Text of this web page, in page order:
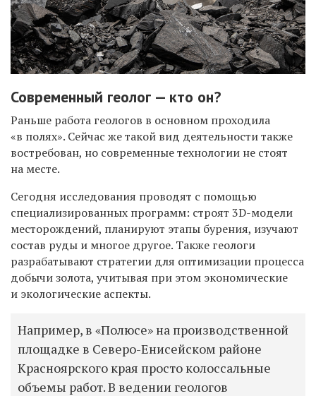
Современный геолог — кто он?
Раньше работа геологов в основном проходила
«в полях». Сейчас же такой вид деятельности также
востребован, но современные технологии не стоят
на месте.
Сегодня исследования проводят с помощью
специализированных программ: строят 3D-модели
месторождений, планируют этапы бурения, изучают
состав руды и многое другое. Также геологи
разрабатывают стратегии для оптимизации процесса
добычи золота, учитывая при этом экономические
и экологические аспекты.
Например, в «Полюсе» на производственной
площадке в Северо-Енисейском районе
Красноярского края просто колоссальные
объемы работ. В ведении геологов